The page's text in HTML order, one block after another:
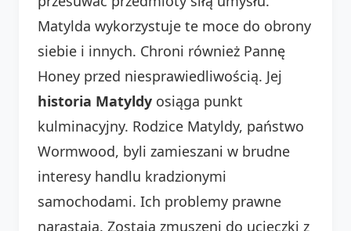
Matylda wykorzystuje te moce do obrony
siebie i innych. Chroni również Pannę
Honey przed niesprawiedliwością. Jej
historia Matyldy osiąga punkt
kulminacyjny. Rodzice Matyldy, państwo
Wormwood, byli zamieszani w brudne
interesy handlu kradzionymi
samochodami. Ich problemy prawne
narastają. Zostają zmuszeni do ucieczki z